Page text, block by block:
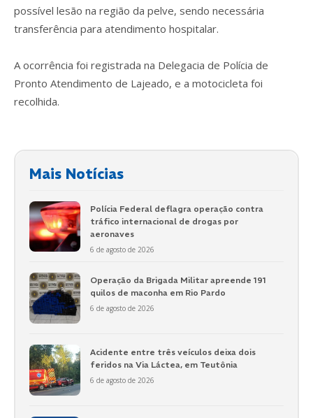
possível lesão na região da pelve, sendo necessária
transferência para atendimento hospitalar.
A ocorrência foi registrada na Delegacia de Polícia de
Pronto Atendimento de Lajeado, e a motocicleta foi
recolhida.
Mais Notícias
Polícia Federal deflagra operação contra
tráfico internacional de drogas por
aeronaves
6 de agosto de 2026
Operação da Brigada Militar apreende 191
quilos de maconha em Rio Pardo
6 de agosto de 2026
Acidente entre três veículos deixa dois
feridos na Via Láctea, em Teutônia
6 de agosto de 2026